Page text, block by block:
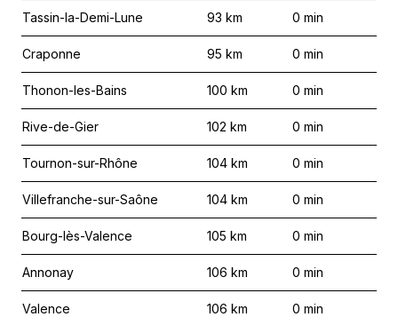
Tassin-la-Demi-Lune 93 km 0 min
Craponne 95 km 0 min
Thonon-les-Bains 100 km 0 min
Rive-de-Gier 102 km 0 min
Tournon-sur-Rhône 104 km 0 min
Villefranche-sur-Saône 104 km 0 min
Bourg-lès-Valence 105 km 0 min
Annonay 106 km 0 min
Valence 106 km 0 min